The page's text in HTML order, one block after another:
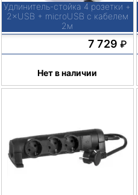
Удлинитель-стойка 4 розетки +
2×USB + microUSB с кабелем
2м
7 729 ₽
Нет в наличии